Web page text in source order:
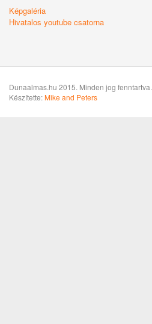
Képgaléria
Hivatalos youtube csatorna
Dunaalmas.hu 2015. Minden jog fenntartva.
Készítette:Mike and Peters